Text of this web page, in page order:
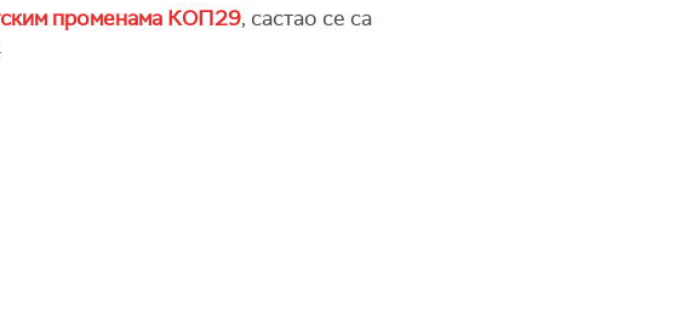
променама КОП29, састао се са